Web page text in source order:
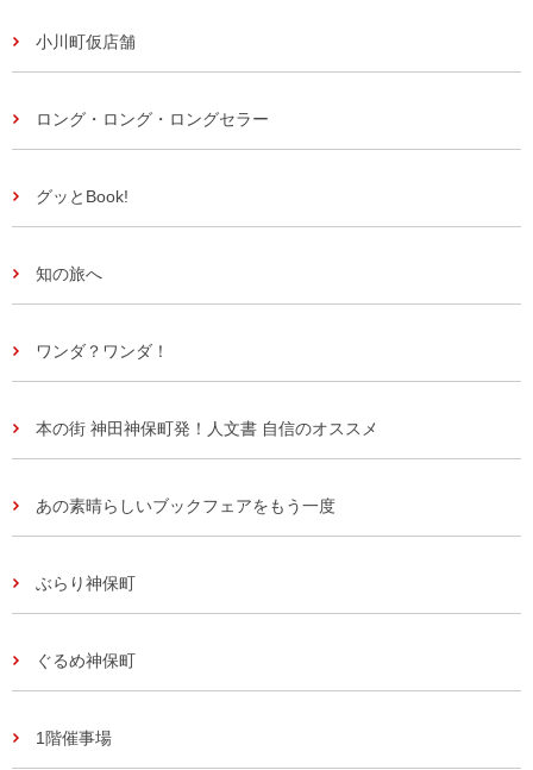
小川町仮店舗
ロング・ロング・ロングセラー
グッとBook!
知の旅へ
ワンダ？ワンダ！
本の街 神田神保町発！人文書 自信のオススメ
あの素晴らしいブックフェアをもう一度
ぶらり神保町
ぐるめ神保町
1階催事場